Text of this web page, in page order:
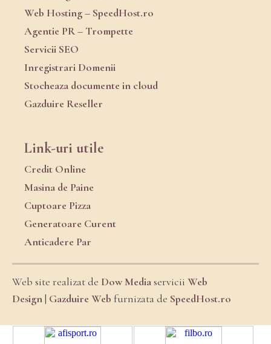
Web Hosting – SpeedHost.ro
Agentie PR – Trompette
Servicii SEO
Inregistrari Domenii
Stocheaza documente in cloud
Gazduire Reseller
Link-uri utile
Credit Online
Masina de Paine
Cuptoare Pizza
Generatoare Curent
Anticadere Par
Web site realizat de Dow Mediaservicii Web
Design| Gazduire Web furnizata de SpeedHost.ro